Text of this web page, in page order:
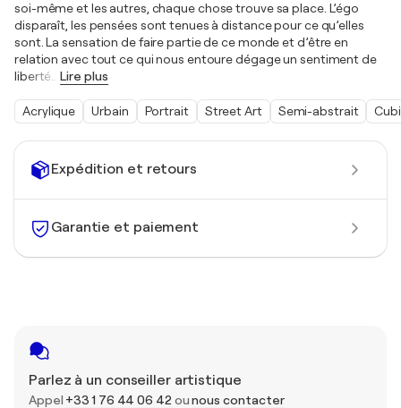
Expédition et retours
Garantie et paiement
Parlez à un conseiller artistique
Appel +33 1 76 44 06 42 ounous contacter
soi-même et les autres, chaque chose trouve sa place. L’égo
disparaît, les pensées sont tenues à distance pour ce qu’elles
sont. La sensation de faire partie de ce monde et d’être en
relation avec tout ce qui nous entoure dégage un sentiment de
liberté
Lire plus
Acrylique Urbain Portrait Street Art Semi-abstrait